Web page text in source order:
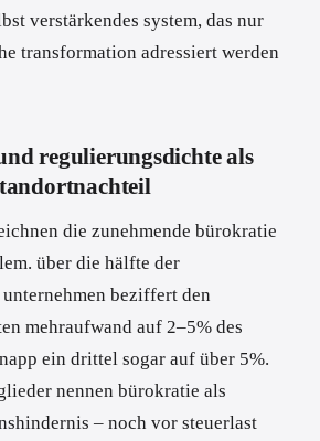
verstärkendes system, das nur
transformation adressiert werden
regulierungsdichte als
die zunehmende bürokratie
über die hälfte der
beziffert den
mehraufwand auf 2–5% des
ein drittel sogar auf über 5%.
nennen bürokratie als
– noch vor steuerlast